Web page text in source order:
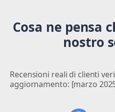
Cosa ne pensa
nostro
Recensioni reali di clienti
aggiornamento: [marzo